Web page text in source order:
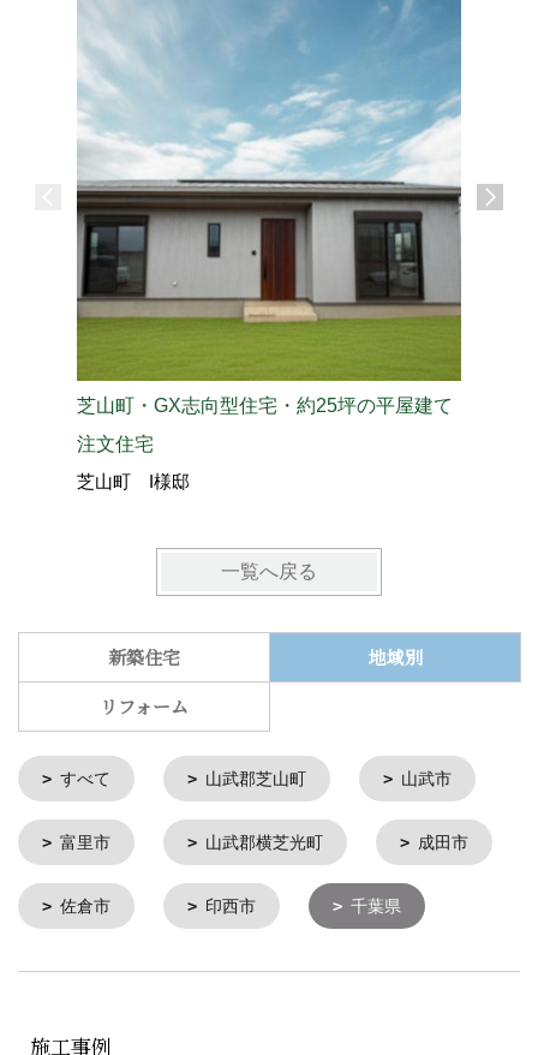
芝山町・GX志向型住宅・約25坪の平屋建て
注文住宅
芝山町 I様邸
一覧へ戻る
新築住宅
地域別
リフォーム
すべて 山武郡芝山町 山武市
富里市 山武郡横芝光町 成田市
佐倉市 印西市 千葉県
施工事例